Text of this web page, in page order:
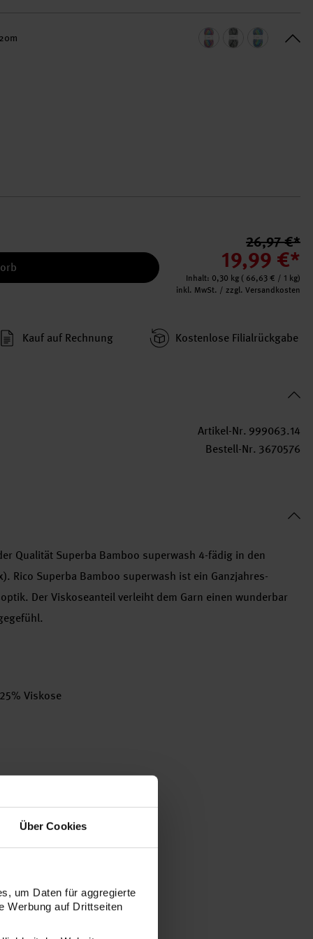
Über Cookies
um Daten für aggregierte
Werbung auf Drittseiten
19,99 €*
26,97 €*
Inhalt: 0,30 kg ( 66,63 € / 1 kg)
inkl. MwSt. / zzgl. Versandkosten
Kauf auf Rechnung Kosten­lose Filial­rückgabe
Artikel-Nr. 999063.14
Bestell-Nr. 3670576
Qualität Superba Bamboo superwash 4-fädig in den
Rico Superba Bamboo superwash ist ein Ganzjahres-
Der Viskoseanteil verleiht dem Garn einen wunderbar
Viskose
werden.